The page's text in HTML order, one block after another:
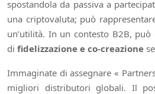
spostandola da passiva a
una criptovaluta; può
un’utilità. In un contesto B2B,
di fidelizzazione e co-creazione
Immaginate di assegnare «
migliori distributori globali. Il